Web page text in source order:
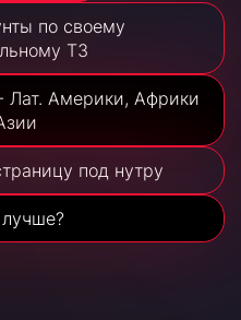
по своему
ТЗ
Америки, Африки
под нутру